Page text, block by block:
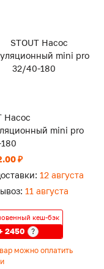
Насос
mini pro
₽
12 августа
11 августа
кеш-бэк
2450 ?
можно оплатить